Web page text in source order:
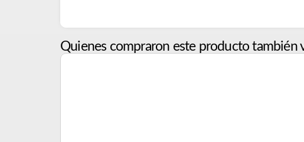
Quienes compraron este producto también